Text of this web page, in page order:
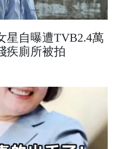
星自曝遭TVB2.4萬
疾廁所被拍